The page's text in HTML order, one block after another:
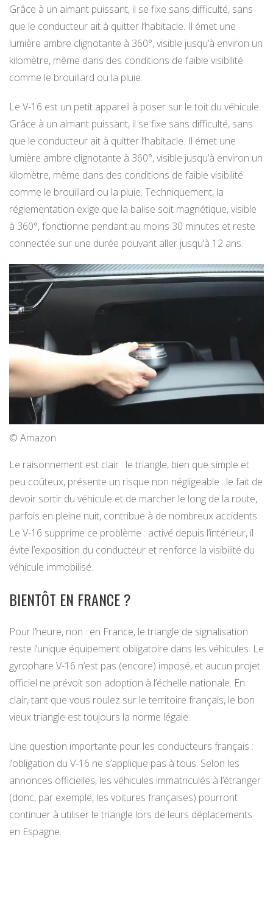
Grâce à un aimant puissant, il se fixe sans difficulté, sans
que le conducteur ait à quitter l’habitacle. Il émet une
lumière ambre clignotante à 360°, visible jusqu’à environ un
kilomètre, même dans des conditions de faible visibilité
comme le brouillard ou la pluie.
Le V-16 est un petit appareil à poser sur le toit du véhicule.
Grâce à un aimant puissant, il se fixe sans difficulté, sans
que le conducteur ait à quitter l’habitacle. Il émet une
lumière ambre clignotante à 360°, visible jusqu’à environ un
kilomètre, même dans des conditions de faible visibilité
comme le brouillard ou la pluie. Techniquement, la
réglementation exige que la balise soit magnétique, visible
à 360°, fonctionne pendant au moins 30 minutes et reste
connectée sur une durée pouvant aller jusqu’à 12 ans.
© Amazon
Le raisonnement est clair : le triangle, bien que simple et
peu coûteux, présente un risque non négligeable : le fait de
devoir sortir du véhicule et de marcher le long de la route,
parfois en pleine nuit, contribue à de nombreux accidents.
Le V-16 supprime ce problème : activé depuis l’intérieur, il
évite l’exposition du conducteur et renforce la visibilité du
véhicule immobilisé.
BIENTÔT EN FRANCE ?
Pour l’heure, non : en France, le triangle de signalisation
reste l’unique équipement obligatoire dans les véhicules. Le
gyrophare V-16 n’est pas (encore) imposé, et aucun projet
officiel ne prévoit son adoption à l’échelle nationale. En
clair, tant que vous roulez sur le territoire français, le bon
vieux triangle est toujours la norme légale.
Une question importante pour les conducteurs français :
l’obligation du V-16 ne s’applique pas à tous. Selon les
annonces officielles, les véhicules immatriculés à l’étranger
(donc, par exemple, les voitures françaises) pourront
continuer à utiliser le triangle lors de leurs déplacements
en Espagne.